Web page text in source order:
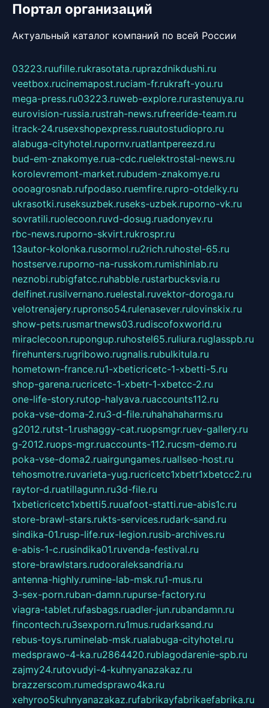
Портал организаций
Актуальный каталог компаний по всей России
03223.ruufille.rukrasotata.ruprazdnikdushi.ru
veetbox.rucinemapost.ruciam-fr.rukraft-you.ru
mega-press.ru03223.ruweb-explore.rurastenuya.ru
eurovision-russia.rustrah-news.rufreeride-team.ru
itrack-24.rusexshopexpress.ruautostudiopro.ru
alabuga-cityhotel.rupornv.ruatlantpereezd.ru
bud-em-znakomye.rua-cdc.ruelektrostal-news.ru
korolevremont-market.rubudem-znakomye.ru
oooagrosnab.rufpodaso.ruemfire.rupro-otdelky.ru
ukrasotki.ruseksuzbek.ruseks-uzbek.ruporno-vk.ru
sovratili.ruolecoon.ruvd-dosug.ruadonyev.ru
rbc-news.ruporno-skvirt.rukrospr.ru
13autor-kolonka.rusormol.ru2rich.ruhostel-65.ru
hostserve.ruporno-na-russkom.rumishinlab.ru
neznobi.rubigfatcc.ruhabble.rustarbucksvia.ru
delfinet.rusilvernano.ruelestal.ruvektor-doroga.ru
velotrenajery.rupronso54.rulenasever.rulovinskix.ru
show-pets.rusmartnews03.rudiscofoxworld.ru
miraclecoon.rupongup.ruhostel65.ruliura.ruglasspb.ru
firehunters.rugribowo.rugnalis.rubulkitula.ru
hometown-france.ru1-xbeticricetc-1-xbetti-5.ru
shop-garena.rucricetc-1-xbetr-1-xbetcc-2.ru
one-life-story.rutop-halyava.ruaccounts112.ru
poka-vse-doma-2.ru3-d-file.ruhahahaharms.ru
g2012.rutst-1.rushaggy-cat.ruopsmgr.ruev-gallery.ru
g-2012.ruops-mgr.ruaccounts-112.rucsm-demo.ru
poka-vse-doma2.ruairgungames.ruallseo-host.ru
tehosmotre.ruvarieta-yug.rucricetc1xbetr1xbetcc2.ru
raytor-d.ruatillagunn.ru3d-file.ru
1xbeticricetc1xbetti5.ruuafoot-statti.rue-abis1c.ru
store-brawl-stars.rukts-services.rudark-sand.ru
sindika-01.rusp-life.rux-legion.rusib-archives.ru
e-abis-1-c.rusindika01.ruvenda-festival.ru
store-brawlstars.rudooraleksandria.ru
antenna-highly.rumine-lab-msk.ru1-mus.ru
3-sex-porn.ruban-damn.rupurse-factory.ru
viagra-tablet.rufasbags.ruadler-jun.rubandamn.ru
fincontech.ru3sexporn.ru1mus.rudarksand.ru
rebus-toys.ruminelab-msk.rualabuga-cityhotel.ru
medsprawo-4-ka.ru2864420.rublagodarenie-spb.ru
zajmy24.rutovudyi-4-kuhnyanazakaz.ru
brazzerscom.rumedsprawo4ka.ru
xehyroo5kuhnyanazakaz.rufabrikayfabrikaefabrika.ru